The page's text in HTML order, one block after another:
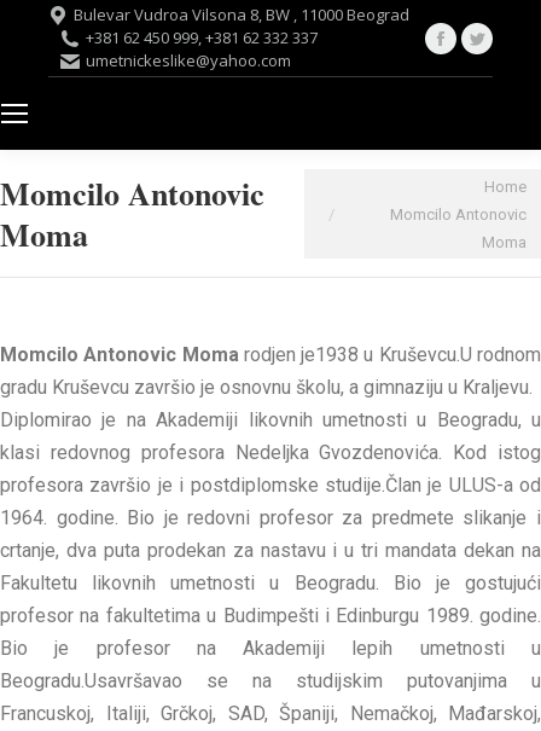
Bulevar Vudroa Vilsona 8, BW , 11000 Beograd
+381 62 450 999, +381 62 332 337
umetnickeslike@yahoo.com
Facebook
window
Momcilo Antonovic
Moma
Home
Momcilo Antonovic
Moma
Momcilo Antonovic Momarodjen je1938 u Kruševcu.U rodnom
gradu Kruševcu završio je osnovnu školu, a gimnaziju u Kraljevu.
Diplomirao je na Akademiji likovnih umetnosti u Beogradu, u
klasi redovnog profesora Nedeljka Gvozdenovića. Kod istog
profesora završio je i postdiplomske studije.Član je ULUS-a od
1964. godine. Bio je redovni profesor za predmete slikanje i
crtanje, dva puta prodekan za nastavu i u tri mandata dekan na
Fakultetu likovnih umetnosti u Beogradu. Bio je gostujući
profesor na fakultetima u Budimpešti i Edinburgu 1989. godine.
Bio je profesor na Akademiji lepih umetnosti u
Beogradu.Usavršavao se na studijskim putovanjima u
Francuskoj, Italiji, Grčkoj, SAD, Španiji, Nemačkoj, Mađarskoj,